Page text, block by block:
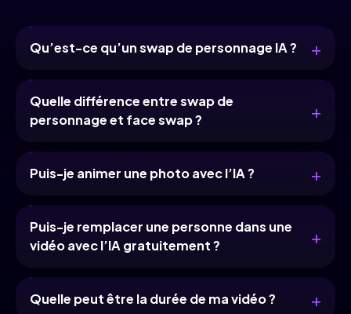
Qu’est-ce qu’un swap de personnage IA ?
Quelle différence entre swap de
personnage et face swap ?
Puis-je animer une photo avec l’IA ?
Puis-je remplacer une personne dans une
vidéo avec l’IA gratuitement ?
Quelle peut être la durée de ma vidéo ?